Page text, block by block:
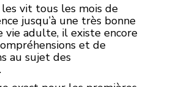
vit tous les mois de
jusqu’à une très bonne
vie adulte, il existe encore
et de
au sujet des